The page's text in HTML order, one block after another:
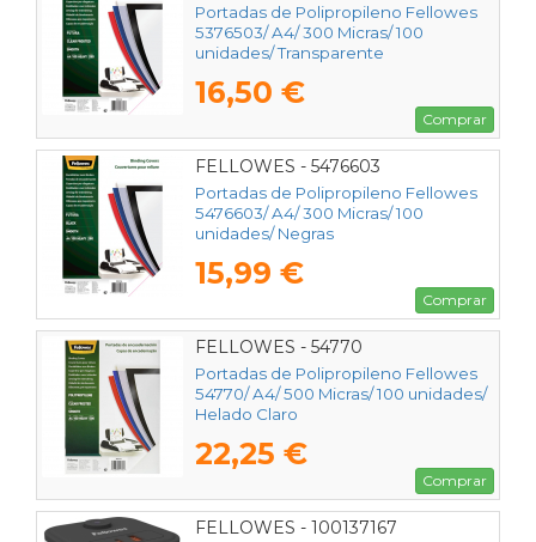
Portadas de Polipropileno Fellowes
5376503/ A4/ 300 Micras/ 100
unidades/ Transparente
16,50 €
Comprar
FELLOWES - 5476603
Portadas de Polipropileno Fellowes
5476603/ A4/ 300 Micras/ 100
unidades/ Negras
15,99 €
Comprar
FELLOWES - 54770
Portadas de Polipropileno Fellowes
54770/ A4/ 500 Micras/ 100 unidades/
Helado Claro
22,25 €
Comprar
FELLOWES - 100137167